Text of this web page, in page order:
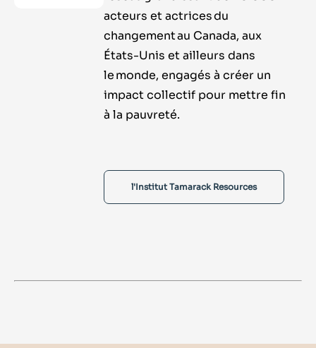
acteurs et actrices du
changement au Canada, aux
États-Unis et ailleurs dans
le monde, engagés à créer un
impact collectif pour mettre fin
à la pauvreté.
l'Institut Tamarack Resources